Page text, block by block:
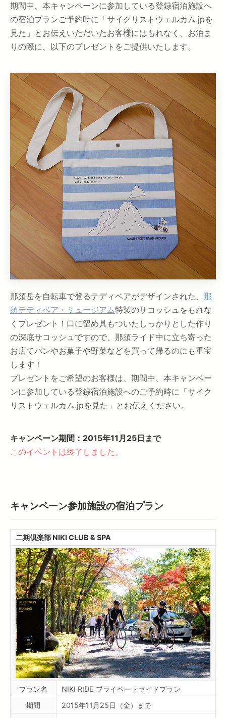
期間中、本キャンペーンに参加している登録宿泊施設へ
の宿泊プランご予約時に「サイクリストウェルカム.jpを
見た」とお伝えいただいたお客様にはもれなく、お泊ま
りの際に、以下のプレゼントをご提供いたします。
那須岳を自転車で登るテディベアがデザインされた、 那
須テディベア・ミュージアム特製のサコッシュをもれな
くプレゼント！口に留め具もついたしっかりとした作り
の深底サコッシュですので、那須ライド中に立ち寄った
お店でパンやお菓子や野菜などを買って帰るのにも重宝
します！
プレゼントをご希望のお客様は、期間中、本キャンペー
ンに参加している登録宿泊施設へのご予約時に「サイク
リストウェルカム.jpを見た」とお伝えください。
キャンペーン期間：2015年11月25日まで
このイベントは終了しました。
キャンペーン参加施設の宿泊プラン
二期倶楽部 NIKI CLUB & SPA
プラン名
NIKI RIDE プライベートライドプラン
期間
2015年11月25日（金）まで